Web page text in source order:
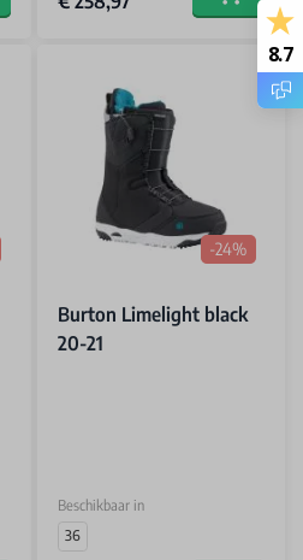
-24%
Burton Limelight black
20-21
Beschikbaar in
36
8.7